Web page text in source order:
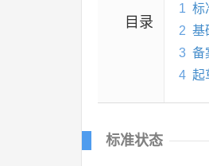
目录
1 标
2 基
3 备
4 起
标准状态